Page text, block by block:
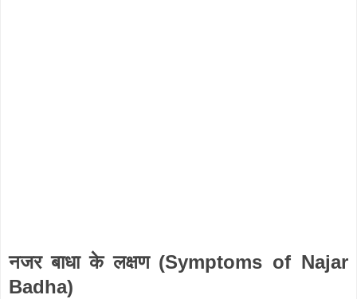
नजर बाधा के लक्षण (Symptoms of Najar
Badha)